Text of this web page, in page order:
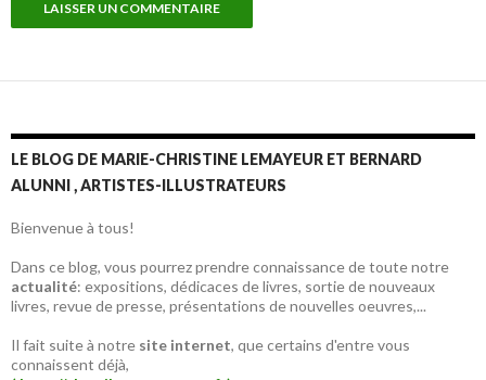
LE BLOG DE MARIE-CHRISTINE LEMAYEUR ET BERNARD
ALUNNI , ARTISTES-ILLUSTRATEURS
Bienvenue à tous!
Dans ce blog, vous pourrez prendre connaissance de toute notre
actualité: expositions, dédicaces de livres, sortie de nouveaux
livres, revue de presse, présentations de nouvelles oeuvres,...
Il fait suite à notre site internet, que certains d'entre vous
connaissent déjà,